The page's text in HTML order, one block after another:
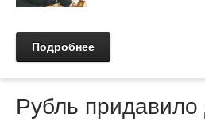
Подробнее
Рубль придавило